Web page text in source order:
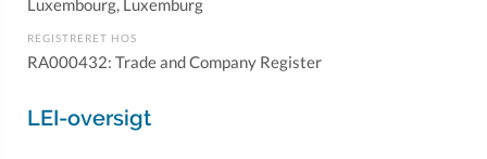
Luxembourg, Luxemburg
REGISTRERET HOS
RA000432: Trade and Company Register
LEI-oversigt